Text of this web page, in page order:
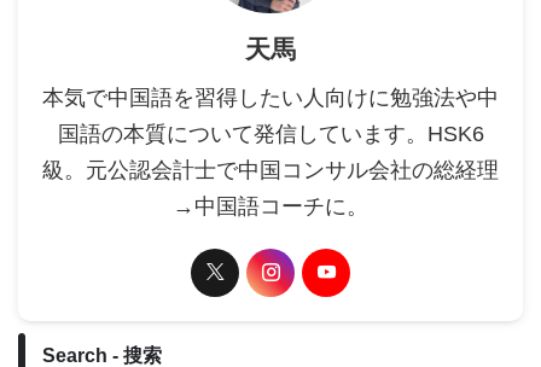
天馬
本気で中国語を習得したい人向けに勉強法や中
国語の本質について発信しています。HSK6
級。元公認会計士で中国コンサル会社の総経理
→中国語コーチに。
Search - 搜索